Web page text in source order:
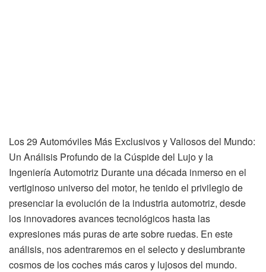
Los 29 Automóviles Más Exclusivos y Valiosos del Mundo:
Un Análisis Profundo de la Cúspide del Lujo y la
Ingeniería Automotriz Durante una década inmerso en el
vertiginoso universo del motor, he tenido el privilegio de
presenciar la evolución de la industria automotriz, desde
los innovadores avances tecnológicos hasta las
expresiones más puras de arte sobre ruedas. En este
análisis, nos adentraremos en el selecto y deslumbrante
cosmos de los coches más caros y lujosos del mundo.